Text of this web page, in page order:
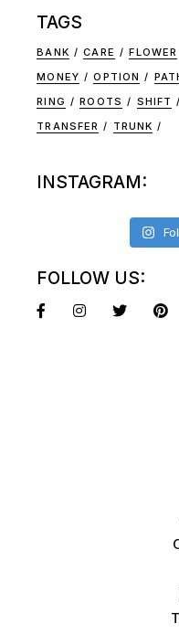
TAGS
BANK CARE FLOWER
MONEY
OPTION
RING
ROOTS SHIFT
TRANSFER
TRUNK
INSTAGRAM:
FOLLOW US: